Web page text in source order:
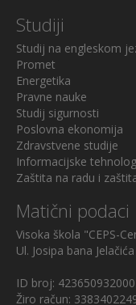
Studiji
Studij na engleskom
Promet
Energetika
Pravne nauke
Studij sigurnosti
Poslovna ekonomija
Zdravstvene studije
Informacijske
Zaštita na radu i
Matični podaci
Visoka škola "CEPS-
Ul. Josipa bana
ID broj:
Žiro račun: